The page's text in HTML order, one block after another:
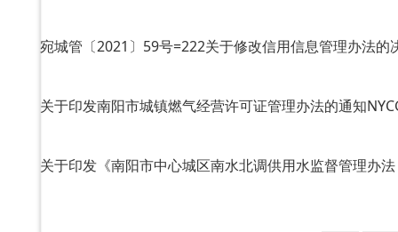
宛城管〔2021〕59号=222关于修改信用信息管理办法的
关于印发南阳市城镇燃气经营许可证管理办法的通知